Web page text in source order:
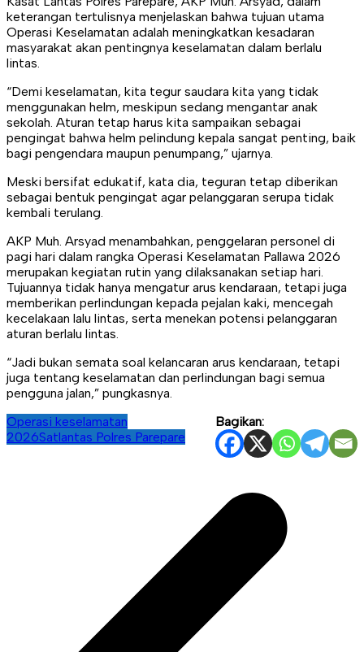
keterangan tertulisnya menjelaskan bahwa tujuan utama
Operasi Keselamatan adalah meningkatkan kesadaran
masyarakat akan pentingnya keselamatan dalam berlalu
lintas.
“Demi keselamatan, kita tegur saudara kita yang tidak
menggunakan helm, meskipun sedang mengantar anak
sekolah. Aturan tetap harus kita sampaikan sebagai
pengingat bahwa helm pelindung kepala sangat penting, baik
bagi pengendara maupun penumpang,” ujarnya.
Meski bersifat edukatif, kata dia, teguran tetap diberikan
sebagai bentuk pengingat agar pelanggaran serupa tidak
kembali terulang.
AKP Muh. Arsyad menambahkan, penggelaran personel di
pagi hari dalam rangka Operasi Keselamatan Pallawa 2026
merupakan kegiatan rutin yang dilaksanakan setiap hari.
Tujuannya tidak hanya mengatur arus kendaraan, tetapi juga
memberikan perlindungan kepada pejalan kaki, mencegah
kecelakaan lalu lintas, serta menekan potensi pelanggaran
aturan berlalu lintas.
“Jadi bukan semata soal kelancaran arus kendaraan, tetapi
juga tentang keselamatan dan perlindungan bagi semua
pengguna jalan,” pungkasnya.
Bagikan:
Operasi keselamatan
2026Satlantas Polres Parepare